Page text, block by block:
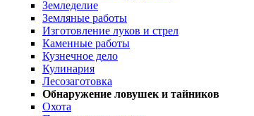
Земледелие
Земляные работы
Изготовление луков и стрел
Каменные работы
Кузнечное дело
Кулинария
Лесозаготовка
Обнаружение ловушек и тайников
Охота